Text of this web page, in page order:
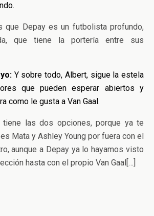
que Depay es un futbolista profundo,
que tiene la portería entre sus
Y sobre todo, Albert, sigue la estela
que pueden esperar abiertos y
como le gusta a Van Gaal.
tiene las dos opciones, porque ya te
Mata y Ashley Young por fuera con el
aunque a Depay ya lo hayamos visto
hasta con el propio Van Gaal[…]